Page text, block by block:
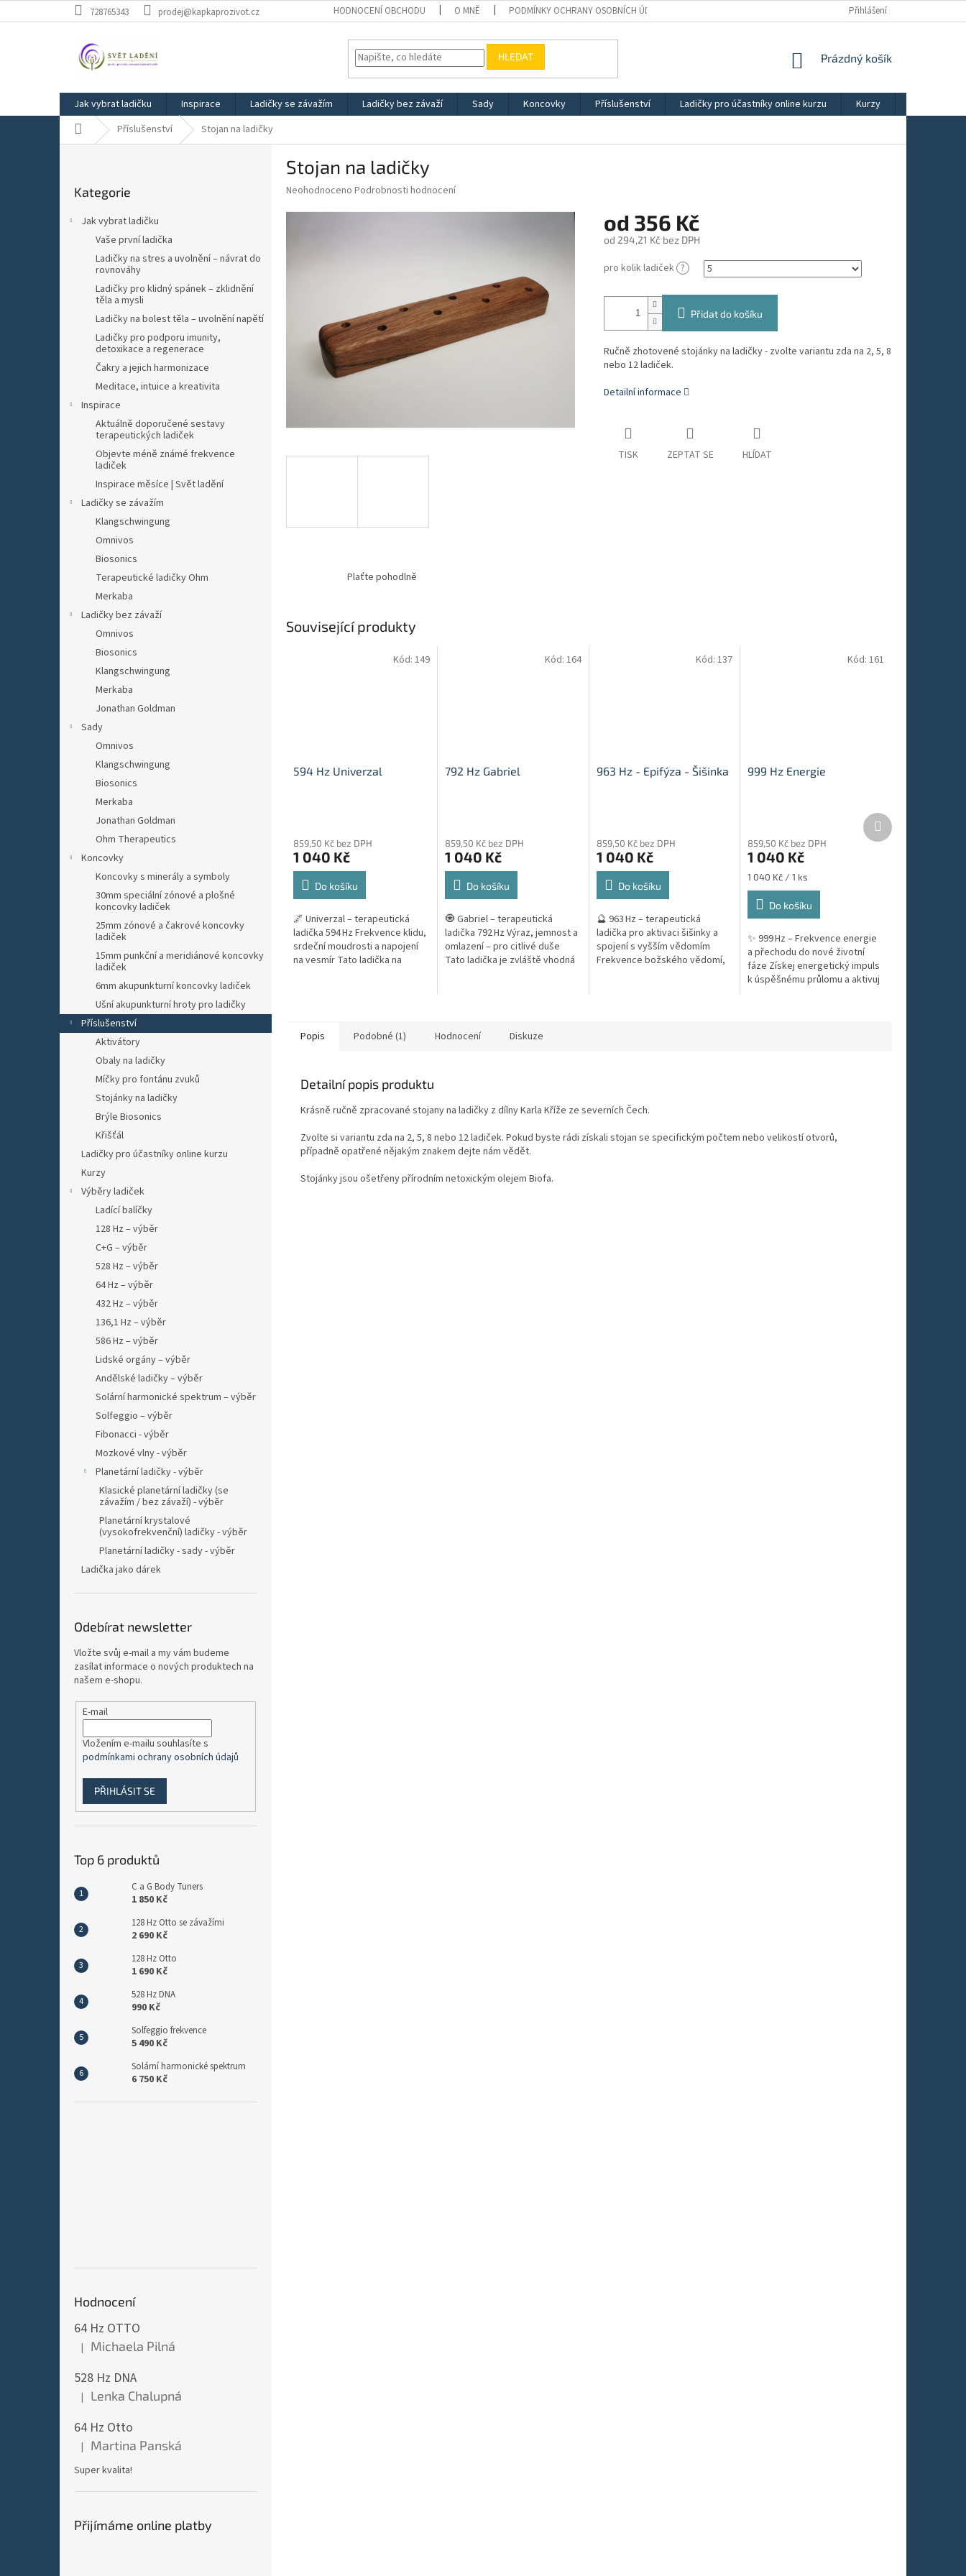
na
728765343 prodej@kapkaprozivot.cz HODNOCENÍ OBCHODU O MNĚ PODMÍNKY OCHRANY OSOBNÍCH ÚDAJŮ REKLAMAČNÍ ŘÁD
Přihlášení
HLEDAT
NÁKUPNÍ
Prázdný košík
Jak vybrat ladičku Inspirace Ladičky se závažím Ladičky bez závaží Sady Koncovky Příslušenství Ladičky pro účastníky online kurzu Kurzy
Domů Příslušenství Stojan na ladičky
kategorie
Kategorie
Jak vybrat ladičku
Vaše první ladička
Ladičky na stres a uvolnění – návrat do
rovnováhy
Ladičky pro klidný spánek – zklidnění
těla a mysli
Ladičky na bolest těla – uvolnění napětí
Ladičky pro podporu imunity,
detoxikace a regenerace
Čakry a jejich harmonizace
Meditace, intuice a kreativita
Inspirace
Aktuálně doporučené sestavy
terapeutických ladiček
Objevte méně známé frekvence
ladiček
Inspirace měsíce | Svět ladění
Ladičky se závažím
Klangschwingung
Omnivos
Biosonics
Terapeutické ladičky Ohm
Merkaba
Ladičky bez závaží
Omnivos
Biosonics
Klangschwingung
Merkaba
Jonathan Goldman
Sady
Omnivos
Klangschwingung
Biosonics
Merkaba
Jonathan Goldman
Ohm Therapeutics
Koncovky
Koncovky s minerály a symboly
30mm speciální zónové a plošné
koncovky ladiček
25mm zónové a čakrové koncovky
ladiček
15mm punkční a meridiánové koncovky
ladiček
6mm akupunkturní koncovky ladiček
Ušní akupunkturní hroty pro ladičky
Příslušenství
Aktivátory
Obaly na ladičky
Míčky pro fontánu zvuků
Stojánky na ladičky
Brýle Biosonics
Křišťál
Ladičky pro účastníky online kurzu
Kurzy
Výběry ladiček
Ladící balíčky
128 Hz – výběr
C+G – výběr
528 Hz – výběr
64 Hz – výběr
432 Hz – výběr
136,1 Hz – výběr
586 Hz – výběr
Lidské orgány – výběr
Andělské ladičky – výběr
Solární harmonické spektrum – výběr
Solfeggio – výběr
Fibonacci - výběr
Mozkové vlny - výběr
Planetární ladičky - výběr
Klasické planetární ladičky (se
závažím / bez závaží) - výběr
Planetární krystalové
(vysokofrekvenční) ladičky - výběr
Planetární ladičky - sady - výběr
Ladička jako dárek
Odebírat newsletter
Vložte svůj e-mail a my vám budeme
zasílat informace o nových produktech na
našem e-shopu.
E-mail
Vložením e-mailu souhlasíte s
podmínkami ochrany osobních údajů
PŘIHLÁSIT SE
Top 6 produktů
C a G Body Tuners
1 850 Kč
128 Hz Otto se závažími
2 690 Kč
128 Hz Otto
1 690 Kč
528 Hz DNA
990 Kč
Solfeggio frekvence
5 490 Kč
Solární harmonické spektrum
6 750 Kč
Hodnocení
64 Hz OTTO
Hodnocení produktu je 5 z 5 hvězdiček.
| Michaela Pilná
528 Hz DNA
Hodnocení produktu je 5 z 5 hvězdiček.
| Lenka Chalupná
64 Hz Otto
Hodnocení produktu je 5 z 5 hvězdiček.
| Martina Panská
Super kvalita!
Přijímáme online platby
Stojan na ladičky
Průměrné
Neohodnoceno Podrobnosti hodnocení
od 356 Kč
od 294,21 Kčbez DPH
cena:
pro kolik ladiček ?
Přidat do košíku
Ručně zhotovené stojánky na ladičky - zvolte variantu zda na 2, 5, 8
nebo 12 ladiček.
Detailní informace
TISK ZEPTAT SE HLÍDAT
Plaťte pohodlně
Související produkty
594 Hz Univerzal
produktu
je
5,0
5
hvězdiček.
859,50 Kč bez DPH
1 040 Kč
Do košíku
🌌 Univerzal – terapeutická
ladička 594 Hz Frekvence klidu,
srdeční moudrosti a napojení
na vesmír Tato ladička na
Kód: 149
792 Hz Gabriel
859,50 Kč bez DPH
1 040 Kč
Do košíku
🧿 Gabriel – terapeutická
ladička 792 Hz Výraz, jemnost a
omlazení – pro citlivé duše
Tato ladička je zvláště vhodná
Kód: 164
963 Hz - Epifýza - Šišinka
produktu
je
5,0
5
hvězdiček.
859,50 Kč bez DPH
1 040 Kč
Do košíku
🔮 963 Hz – terapeutická
ladička pro aktivaci šišinky a
spojení s vyšším vědomím
Frekvence božského vědomí,
Kód:137
999 Hz Energie
859,50 Kč bez DPH
1 040 Kč
Měrná
cena:
1 040 Kč / 1 ks
Do košíku
✨ 999 Hz – Frekvence energie
a přechodu do nové životní
fáze Získej energetický impuls
k úspěšnému průlomu a aktivuj
Kód: 161
Další
produkt
Popis Podobné (1) Hodnocení Diskuze
Detailní popis produktu
Krásně ručně zpracované stojany na ladičky z dílny Karla Kříže ze severních Čech.
Zvolte si variantu zda na 2, 5, 8 nebo 12 ladiček. Pokud byste rádi získali stojan se specifickým počtem nebo velikostí otvorů,
případně opatřené nějakým znakem dejte nám vědět.
Stojánky jsou ošetřeny přírodním netoxickým olejem Biofa.